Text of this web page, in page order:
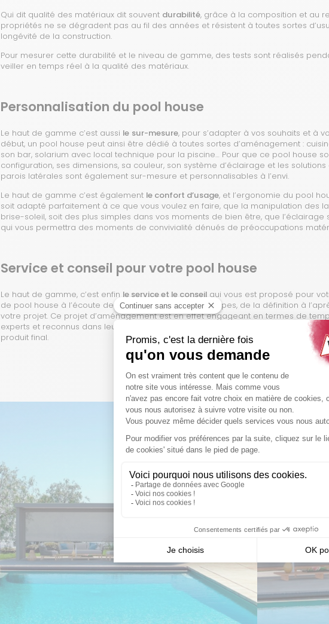
Qui dit qualité des matériaux dit souvent durabilité, grâce à la composition et au
propriétés ne se dégradent pas au fil des années et résistent à toutes sortes
longévité de la construction.
Pour mesurer cette durabilité et le niveau de gamme, des tests sont réalisés
veiller en temps réel à la qualité des matériaux.
Personnalisation du pool house
Le haut de gamme c’est aussi le sur-mesure, pour s’adapter à vos souhaits et à
début, un pool house peut ainsi être dédié à toutes sortes d’aménagement :
son bar, solarium avec local technique pour la piscine… Pour que ce pool house
configuration, ses dimensions, sa couleur, son système d’éclairage et les
parois latérales sont également sur-mesure et personnalisables à l’envi.
Le haut de gamme c’est également le confort d’usage, et l’ergonomie du pool
soit adapté parfaitement à ce que vous voulez en faire, que la manipulation des
brise-soleil, soit des plus simples dans vos moments de bien être, que
qui vous permettra des moments de convivialité dénués de préoccupations
Service et conseil pour votre pool house
Le haut de gamme, c’est enfin le service et le conseilqui vous est proposé pour
de pool house à l’écoute de ses clients à toutes les étapes, de la définition à
votre projet. Ce projet d’aménagement est en effet engageant en termes de
experts et reconnus dans leur domaine vous apportera ainsi une vraie tranquillité
produit final.